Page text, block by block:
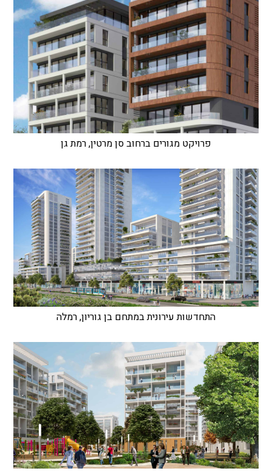
פרויקט מגורים ברחוב סן מרטין, רמת גן
התחדשות עירונית במתחם בן גוריון, רמלה